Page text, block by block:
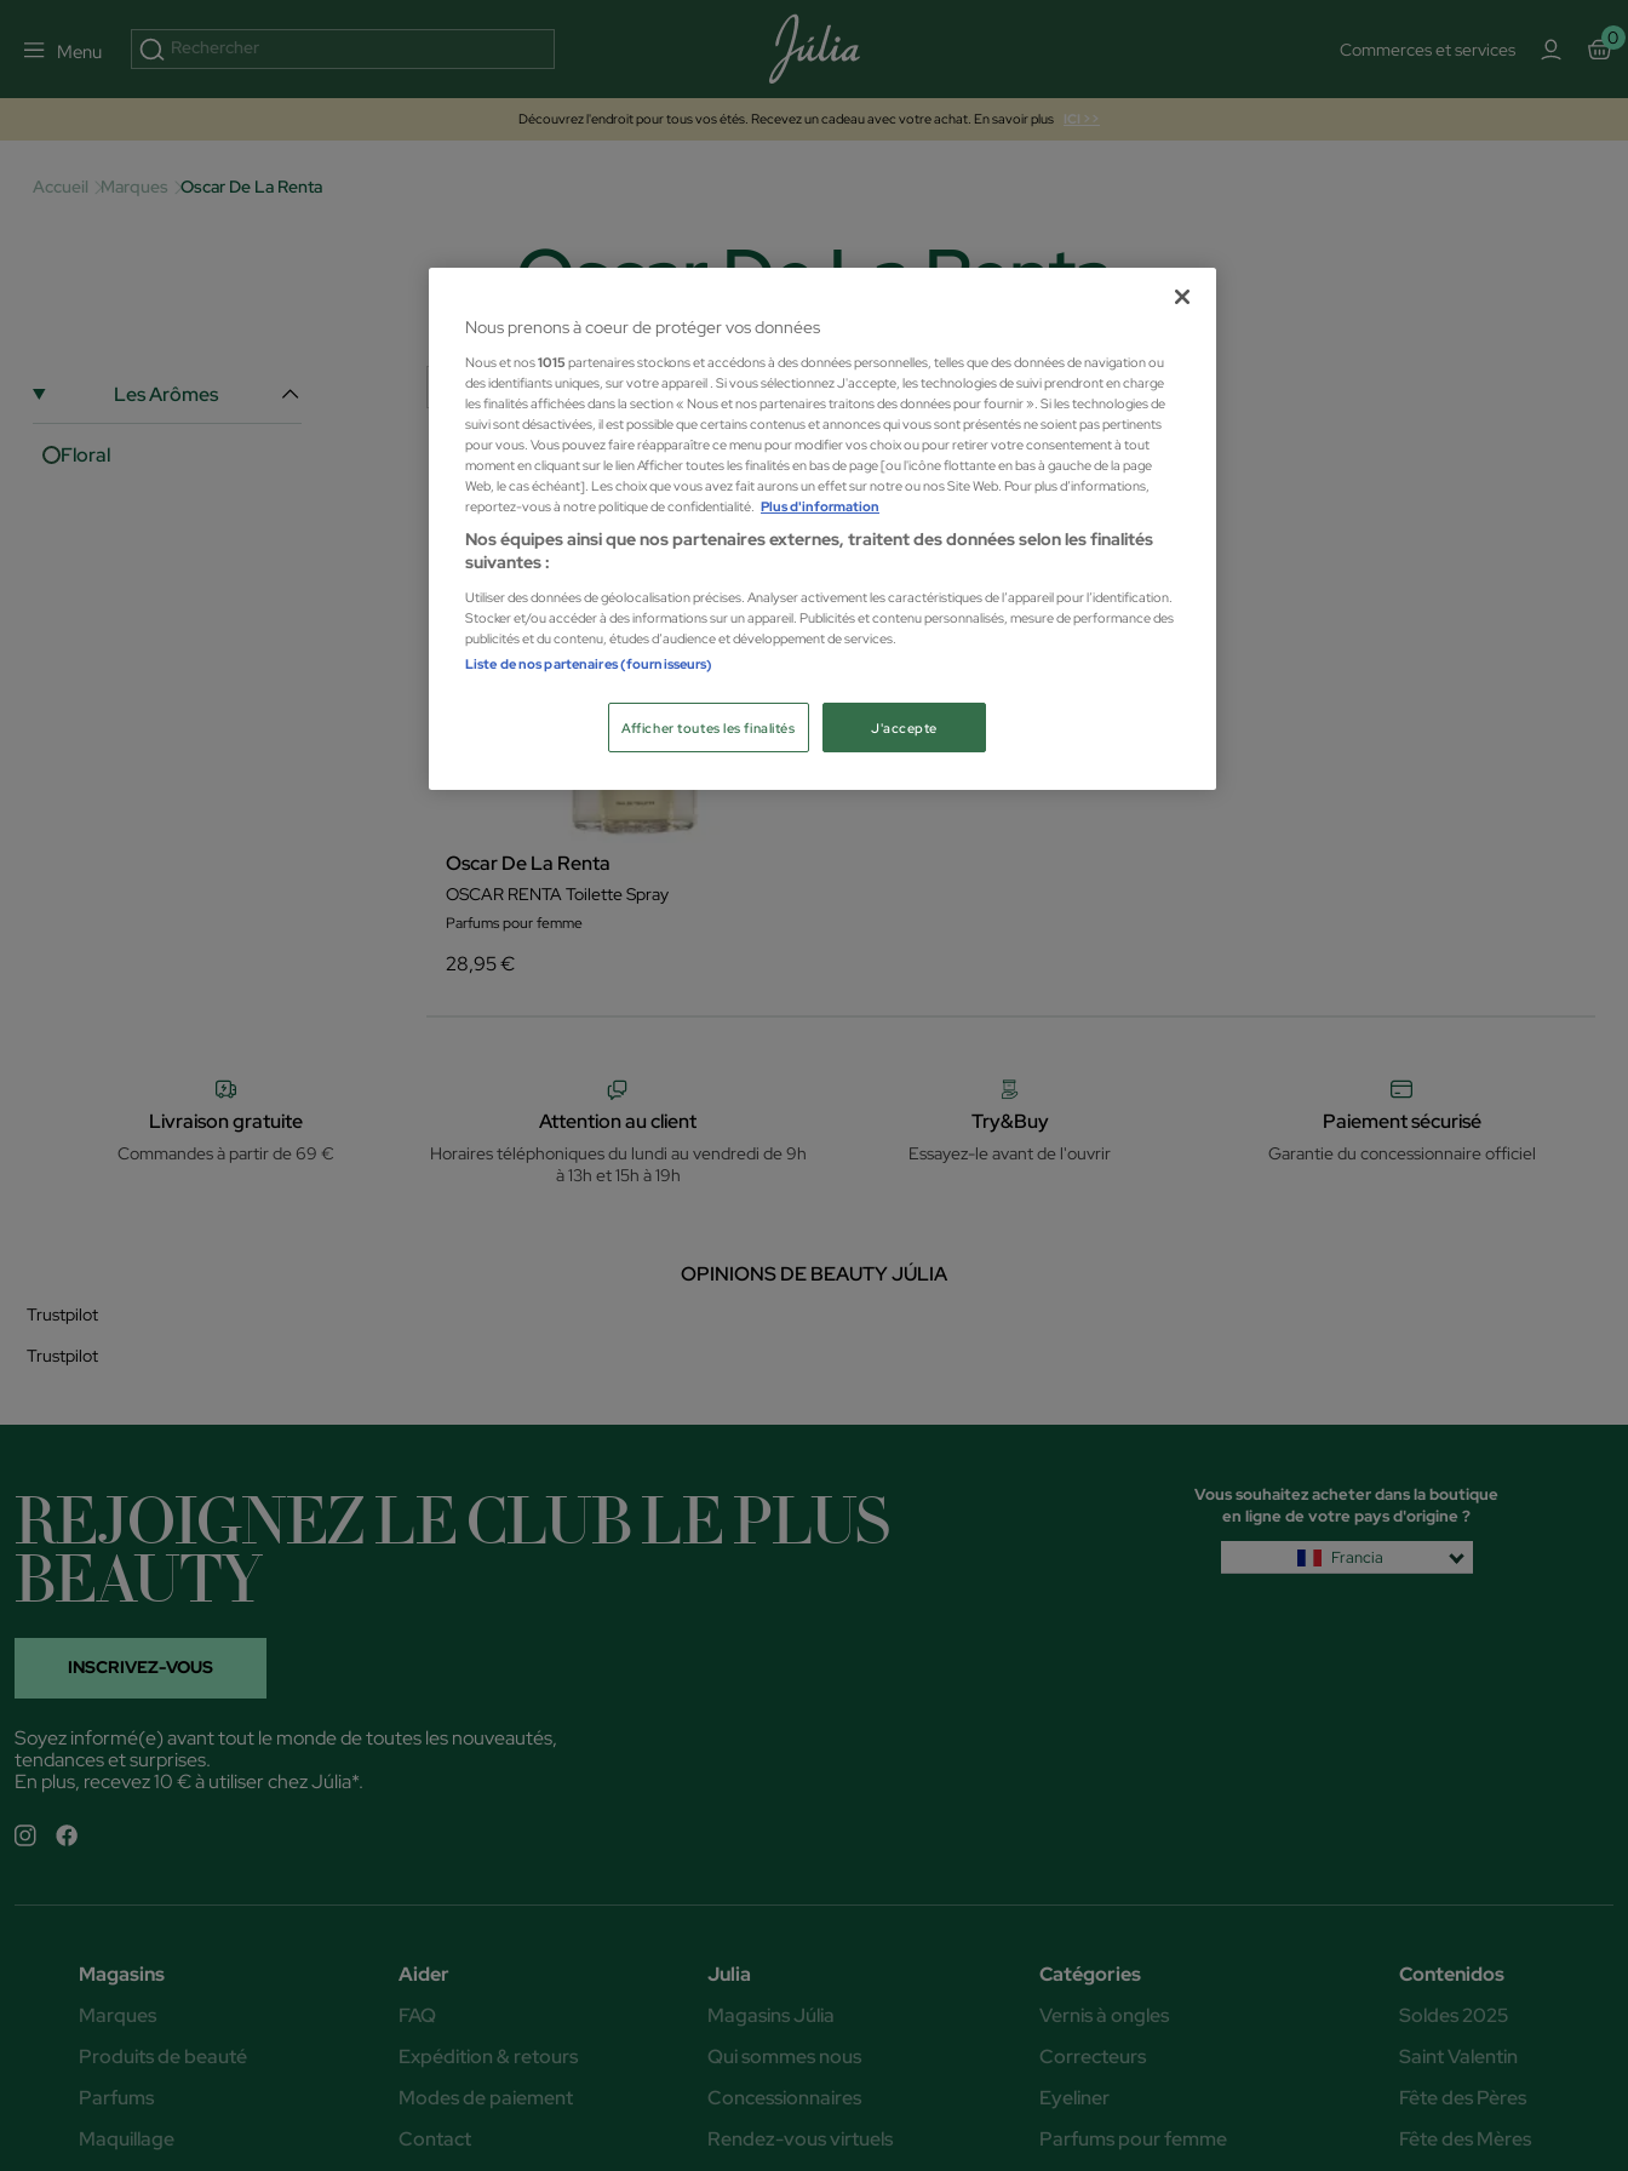
Menu Commerces et services
0
Découvrez l'endroit pour tous vos étés. Recevez un cadeau avec votre achat. En savoir plus ICI >>
Accueil Marques Oscar De La Renta
Oscar De La Renta
Les Arômes
Floral
Oscar De La Renta
OSCAR RENTA Toilette Spray
Parfums pour femme
28,95 €
Livraison gratuite
Commandes à partir de 69 €
Attention au client
Horaires téléphoniques du lundi au vendredi de 9h
à 13h et 15h à 19h
Try&Buy
Essayez-le avant de l'ouvrir
Paiement sécurisé
Garantie du concessionnaire officiel
OPINIONS DE BEAUTY JÚLIA
Trustpilot
Trustpilot
REJOIGNEZ LE CLUB LE PLUS
BEAUTY
INSCRIVEZ-VOUS
Soyez informé(e) avant tout le monde de toutes les nouveautés,
tendances et surprises.
En plus, recevez 10 € à utiliser chez Júlia*.
Vous souhaitez acheter dans la boutique
en ligne de votre pays d'origine ?
Francia
Magasins
Marques
Produits de beauté
Parfums
Maquillage
Aider
FAQ
Expédition & retours
Modes de paiement
Contact
Julia
Magasins Júlia
Qui sommes nous
Concessionnaires
Rendez-vous virtuels
Catégories
Vernis à ongles
Correcteurs
Eyeliner
Parfums pour femme
Contenidos
Soldes 2025
Saint Valentin
Fête des Pères
Fête des Mères
Nous prenons à coeur de protéger vos données
Nous et nos1015 partenaires stockons et accédons à des données personnelles, telles que des données de navigation ou
des identifiants uniques, sur votre appareil . Si vous sélectionnez J'accepte, les technologies de suivi prendront en charge
les finalités affichées dans la section « Nous et nos partenaires traitons des données pour fournir ». Si les technologies de
suivi sont désactivées, il est possible que certains contenus et annonces qui vous sont présentés ne soient pas pertinents
pour vous. Vous pouvez faire réapparaître ce menu pour modifier vos choix ou pour retirer votre consentement à tout
moment en cliquant sur le lien Afficher toutes les finalités en bas de page [ou l'icône flottante en bas à gauche de la page
Web, le cas échéant]. Les choix que vous avez fait aurons un effet sur notre ou nos Site Web. Pour plus d’informations,
reportez-vous à notre politique de confidentialité. Plus d'information
Nos équipes ainsi que nos partenaires externes, traitent des données selon les finalités
suivantes :
Utiliser des données de géolocalisation précises. Analyser activement les caractéristiques de l’appareil pour l’identification.
Stocker et/ou accéder à des informations sur un appareil. Publicités et contenu personnalisés, mesure de performance des
publicités et du contenu, études d’audience et développement de services.
Liste de nos partenaires (fournisseurs)
J'accepte
Afficher toutes les finalités